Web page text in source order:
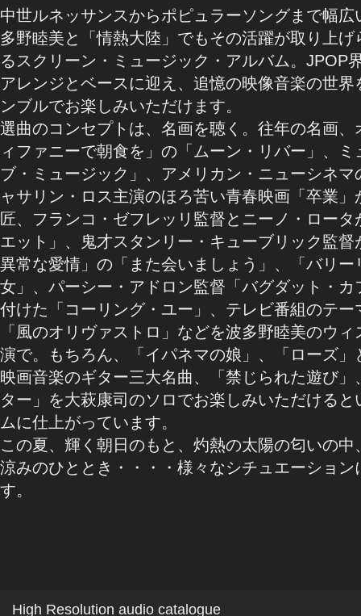
中世ルネッサンスからポピュラーソングまで幅
多野睦美と「情熱大陸」でもその活躍が取り上
るスクリーン・ミュージック・アルバム。JPOP
アレンジとベースに迎え、追憶の映像音楽の世
ンブルでお楽しみいただけます。
選曲のコンセプトは、名画を聴く。往年の名画
ィファニーで朝食を」の「ムーン・リバー」、
ブ・ミュージック」、アメリカン・ニューシネ
ャサリン・ロス主演のほろ苦い青春映画「卒業
匠、フランコ・ゼフレッリ監督とニーノ・ロー
エット」、鬼才スタンリー・キューブリック監
異常な愛情」の「また会いましょう」、「バリ
女」、パーシー・アドロン監督「バグダット・
付けた「コーリング・ユー」、テレビ番組のテ
「風のオリヴァストロ」などを波多野睦美のウ
演で。もちろん、「イパネマの娘」、「ローズ
映画音楽のギター三大名曲、「禁じられた遊び
ター」を大萩康司のソロでお楽しみいただける
ムに仕上がっています。
この夏、輝く朝日のもと、灼熱の太陽の匂いの
涼みのひととき・・・・様々なシチュエーショ
す。
High Resolution audio catalogue